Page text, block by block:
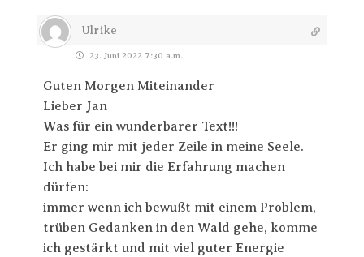
Ulrike
23. Juni 2022 7:30 a.m.
Guten Morgen Miteinander
Lieber Jan
Was für ein wunderbarer Text!!!
Er ging mir mit jeder Zeile in meine Seele.
Ich habe bei mir die Erfahrung machen
dürfen:
immer wenn ich bewußt mit einem Problem,
trüben Gedanken in den Wald gehe, komme
ich gestärkt und mit viel guter Energie